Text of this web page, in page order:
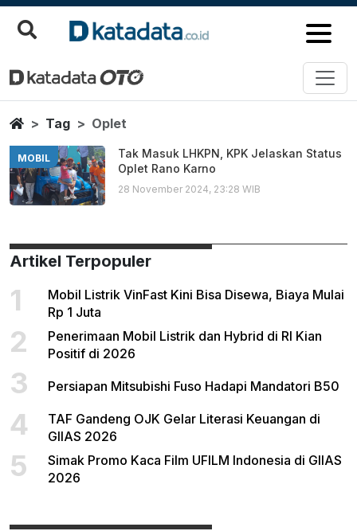
Oplet
Berita Terbaru
HomeTag Oplet
MOBIL
Tak Masuk LHKPN, KPK Jelaskan Status
Oplet Rano Karno
28 November 2024, 23:28 WIB
Artikel Terpopuler
1
Mobil Listrik VinFast Kini Bisa Disewa, Biaya Mulai
Rp 1 Juta
2
Penerimaan Mobil Listrik dan Hybrid di RI Kian
Positif di 2026
3 Persiapan Mitsubishi Fuso Hadapi Mandatori B50
4
TAF Gandeng OJK Gelar Literasi Keuangan di
GIIAS 2026
5
Simak Promo Kaca Film UFILM Indonesia di GIIAS
2026